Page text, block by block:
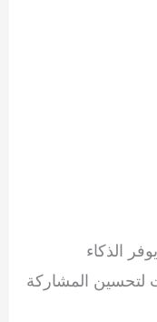
الذكاء
لتحسين المشاركة